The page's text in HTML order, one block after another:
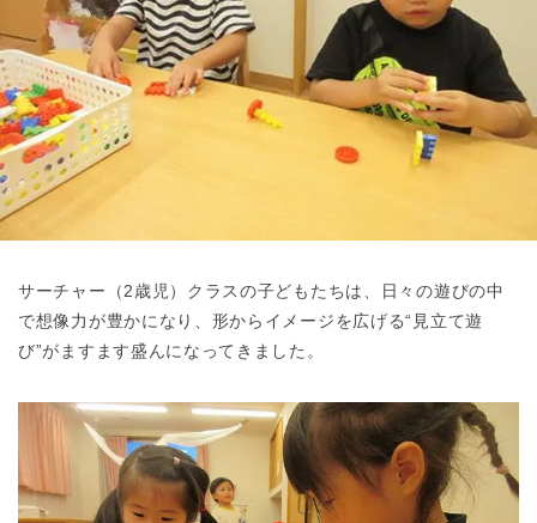
都道府県
から探す
東京都
東京都 全域
サーチャー（2歳児）クラスの子どもたちは、日々の遊びの中
で想像力が豊かになり、形からイメージを広げる“見立て遊
び”がますます盛んになってきました。